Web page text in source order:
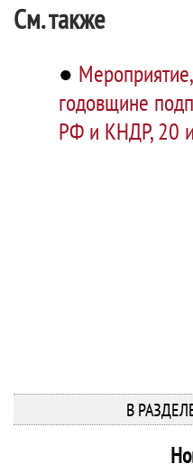
См. также
●
годовщине
РФ и КНДР, 20
В